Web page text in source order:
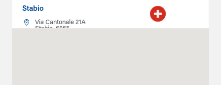
Stabio
Via Cantonale 21A
Stabio, 6855